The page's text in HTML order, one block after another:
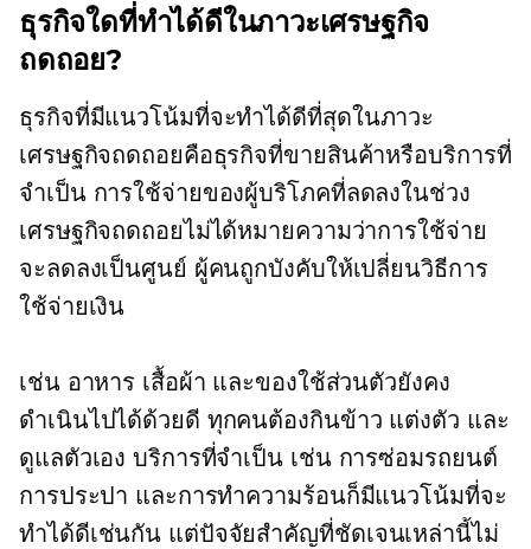
ธุรกิจใดที่ทำได้ดีในภาวะเศรษฐกิจ
ถดถอย?
ธุรกิจที่มีแนวโน้มที่จะทำได้ดีที่สุดในภาวะ
เศรษฐกิจถดถอยคือธุรกิจที่ขายสินค้าหรือบริการที่
จำเป็น การใช้จ่ายของผู้บริโภคที่ลดลงในช่วง
เศรษฐกิจถดถอยไม่ได้หมายความว่าการใช้จ่าย
จะลดลงเป็นศูนย์ ผู้คนถูกบังคับให้เปลี่ยนวิธีการ
ใช้จ่ายเงิน
เช่น อาหาร เสื้อผ้า และของใช้ส่วนตัวยังคง
ดำเนินไปได้ด้วยดี ทุกคนต้องกินข้าว แต่งตัว และ
ดูแลตัวเอง บริการที่จำเป็น เช่น การซ่อมรถยนต์
การประปา และการทำความร้อนก็มีแนวโน้มที่จะ
ทำได้ดีเช่นกัน แต่ปัจจัยสำคัญที่ชัดเจนเหล่านี้ไม่